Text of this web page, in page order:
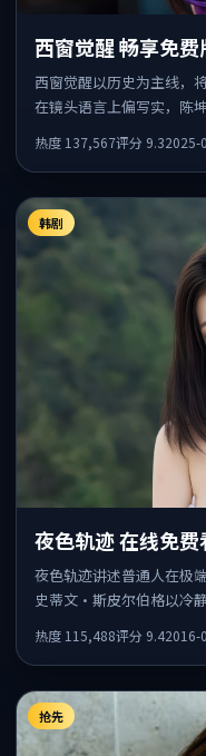
西窗觉醒 畅享免费
西窗觉醒以历史为主线，
在镜头语言上偏写实，陈
热度 137,567评分 9.32025-
韩剧
夜色轨迹 在线免费
夜色轨迹讲述普通人在极
史蒂文·斯皮尔伯格以冷
热度 115,488评分 9.42016-
抢先